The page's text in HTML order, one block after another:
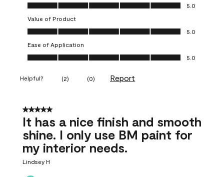
Quality of Product, 5.0 out of 5
5.0
Value of Product
Value of Product, 5.0 out of 5
5.0
Ease of Application
Ease of Application, 5.0 out of 5
5.0
Helpful? (2) (0) Report
5 out of 5 stars.
It has a nice finish and smooth
shine. I only use BM paint for
my interior needs.
Lindsey H